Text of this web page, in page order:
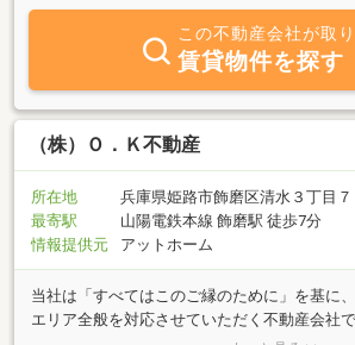
この不動産会社が取
賃貸物件を探す
（株）Ｏ．Ｋ不動産
所在地
兵庫県姫路市飾磨区清水３丁目
最寄駅
山陽電鉄本線 飾磨駅 徒歩7分
情報提供元
アットホーム
当社は「すべてはこのご縁のために」を基に
エリア全般を対応させていただく不動産会社